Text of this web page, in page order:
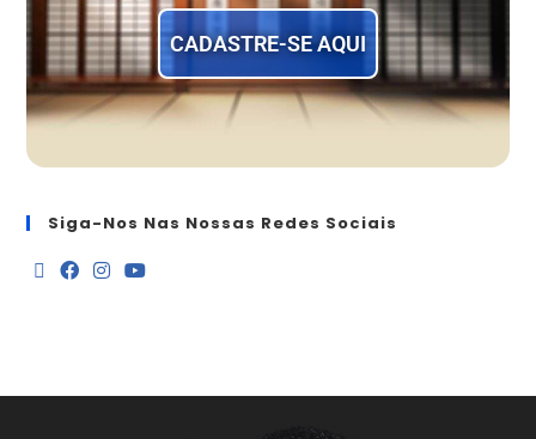
CADASTRE-SE AQUI
Siga-Nos Nas Nossas Redes Sociais